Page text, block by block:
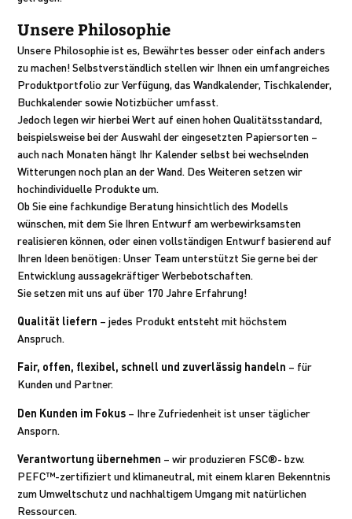
Unsere Philosophie
Unsere Philosophie ist es, Bewährtes besser oder einfach anders
zu machen! Selbstverständlich stellen wir Ihnen ein umfangreiches
Produktportfolio zur Verfügung, das Wandkalender, Tischkalender,
Buchkalender sowie Notizbücher umfasst.
Jedoch legen wir hierbei Wert auf einen hohen Qualitätsstandard,
beispielsweise bei der Auswahl der eingesetzten Papiersorten –
auch nach Monaten hängt Ihr Kalender selbst bei wechselnden
Witterungen noch plan an der Wand. Des Weiteren setzen wir
hochindividuelle Produkte um.
Ob Sie eine fachkundige Beratung hinsichtlich des Modells
wünschen, mit dem Sie Ihren Entwurf am werbewirksamsten
realisieren können, oder einen vollständigen Entwurf basierend auf
Ihren Ideen benötigen: Unser Team unterstützt Sie gerne bei der
Entwicklung aussagekräftiger Werbebotschaften.
Sie setzen mit uns auf über 170 Jahre Erfahrung!
Qualität liefern – jedes Produkt entsteht mit höchstem
Anspruch.
Fair, offen, flexibel, schnell und zuverlässig handeln – für
Kunden und Partner.
Den Kunden im Fokus – Ihre Zufriedenheit ist unser täglicher
Ansporn.
Verantwortung übernehmen – wir produzieren FSC®- bzw.
PEFC™-zertifiziert und klimaneutral, mit einem klaren Bekenntnis
zum Umweltschutz und nachhaltigem Umgang mit natürlichen
Ressourcen.